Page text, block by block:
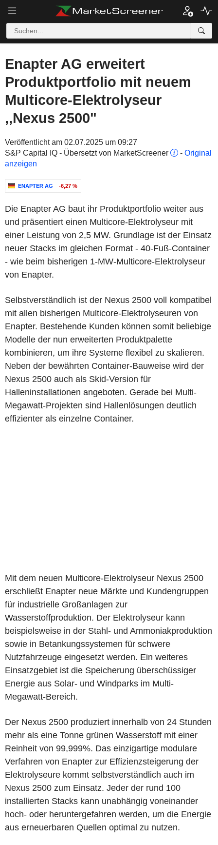
Enapter AG erweitert
Produktportfolio mit neuem
Multicore-Elektrolyseur
,,Nexus 2500"
Veröffentlicht am 02.07.2025 um 09:27
S&P Capital IQ - Übersetzt von MarketScreener
- Original
anzeigen
ENAPTER AG -6,27 %
Die Enapter AG baut ihr Produktportfolio weiter aus
und präsentiert einen Multicore-Elektrolyseur mit
einer Leistung von 2,5 MW. Grundlage ist der Einsatz
neuer Stacks im gleichen Format - 40-Fuß-Container
- wie beim bisherigen 1-MW-Multicore-Elektrolyseur
von Enapter.
Selbstverständlich ist der Nexus 2500 voll kompatibel
mit allen bisherigen Multicore-Elektrolyseuren von
Enapter. Bestehende Kunden können somit beliebige
Modelle der nun erweiterten Produktpalette
kombinieren, um ihre Systeme flexibel zu skalieren.
Neben der bewährten Container-Bauweise wird der
Nexus 2500 auch als Skid-Version für
Halleninstallationen angeboten. Gerade bei Multi-
Megawatt-Projekten sind Hallenlösungen deutlich
effizienter als einzelne Container.
Mit dem neuen Multicore-Elektrolyseur Nexus 2500
erschließt Enapter neue Märkte und Kundengruppen
für industrielle Großanlagen zur
Wasserstoffproduktion. Der Elektrolyseur kann
beispielsweise in der Stahl- und Ammoniakproduktion
sowie in Betankungssystemen für schwere
Nutzfahrzeuge eingesetzt werden. Ein weiteres
Einsatzgebiet ist die Speicherung überschüssiger
Energie aus Solar- und Windparks im Multi-
Megawatt-Bereich.
Der Nexus 2500 produziert innerhalb von 24 Stunden
mehr als eine Tonne grünen Wasserstoff mit einer
Reinheit von 99,999%. Das einzigartige modulare
Verfahren von Enapter zur Effizienzsteigerung der
Elektrolyseure kommt selbstverständlich auch im
Nexus 2500 zum Einsatz. Jeder der rund 100
installierten Stacks kann unabhängig voneinander
hoch- oder heruntergefahren werden, um die Energie
aus erneuerbaren Quellen optimal zu nutzen.